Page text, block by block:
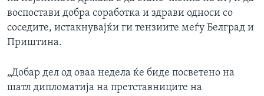
воспостави добра соработка и здрави односи со
соседите, истакнувајќи ги тензиите меѓу Белград и
Приштина.
„Добар дел од оваа недела ќе биде посветено на
шатл дипломатија на претставниците на